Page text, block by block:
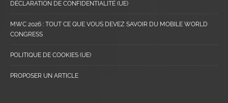
DÉCLARATION DE CONFIDENTIALITÉ (UE)
MWC 2026 : TOUT CE QUE VOUS DEVEZ SAVOIR DU MOBILE WORLD
CONGRESS
POLITIQUE DE COOKIES (UE)
PROPOSER UN ARTICLE